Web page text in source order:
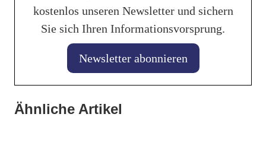
kostenlos unseren Newsletter und sichern
Sie sich Ihren Informationsvorsprung.
Newsletter abonnieren
Ähnliche Artikel
28. Januar 2026
28. Januar 2026